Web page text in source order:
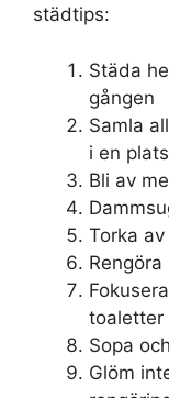
städtips:
Städa
gången
Samla
i en plats
Bli av
Torka
toaletter
Sopa
Glöm